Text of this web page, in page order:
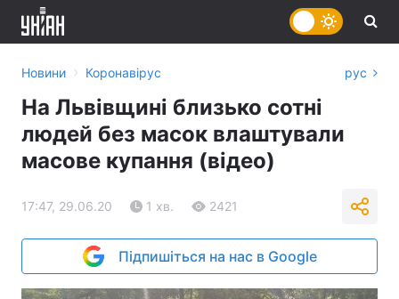
Новини › Коронавірус рус
На Львівщині близько сотні
людей без масок влаштували
масове купання (відео)
17:47, 29.06.20 1 хв. 2421
Підпишіться на нас в Google